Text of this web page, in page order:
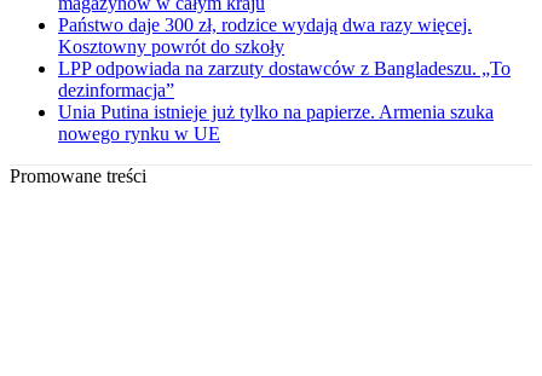
Państwo daje 300 zł, rodzice wydają dwa razy więcej.
Kosztowny powrót do szkoły
LPP odpowiada na zarzuty dostawców z Bangladeszu. „To
dezinformacja”
Unia Putina istnieje już tylko na papierze. Armenia szuka
nowego rynku w UE
Promowane treści